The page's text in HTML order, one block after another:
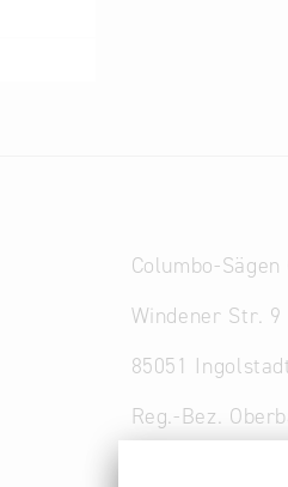
Columbo-
Windener Str. 9
85051
Reg.-Bez.